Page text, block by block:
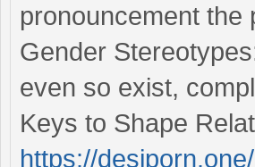
pronouncement the
Gender
even so exist,
Keys to Shape
https://desiporn.one/